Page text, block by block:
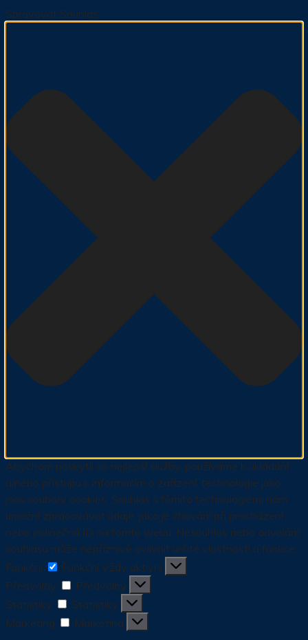
Spravovat Souhlas
Abychom poskytli co nejlepší služby, používáme k ukládání
a/nebo přístupu k informacím o zařízení, technologie jako
jsou soubory cookies. Souhlas s těmito technologiemi nám
umožní zpracovávat údaje, jako je chování při procházení
nebo jedinečná ID na tomto webu. Nesouhlas nebo odvolání
souhlasu může nepříznivě ovlivnit určité vlastnosti a funkce.
Funkční
Funkční Vždy aktivní
Předvolby
Předvolby
Statistiky
Statistiky
Marketing
Marketing